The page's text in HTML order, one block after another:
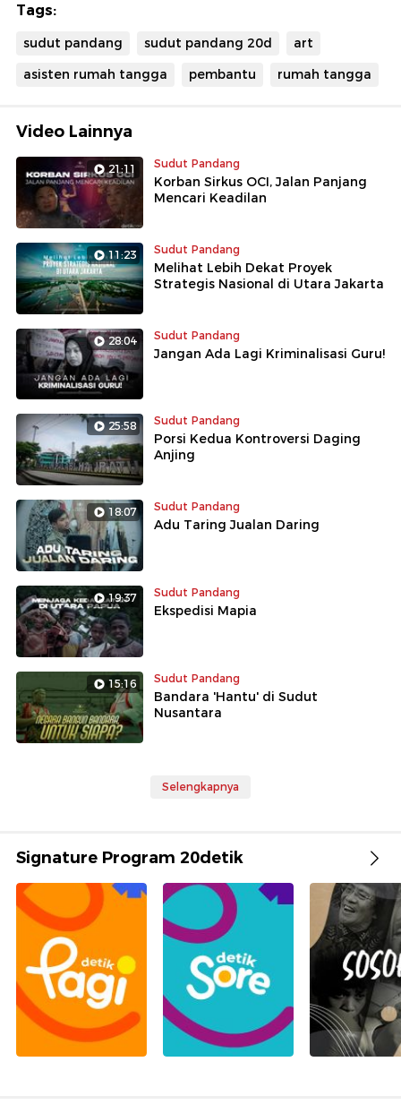
Tags:
sudut pandang sudut pandang 20d
art
asisten rumah tangga
pembantu rumah tangga
Video Lainnya
21:11 Sudut Pandang
Korban Sirkus OCI, Jalan Panjang
Mencari Keadilan
11:23 Sudut Pandang
Melihat Lebih Dekat Proyek
Strategis Nasional di Utara Jakarta
28:04 Sudut Pandang
Jangan Ada Lagi Kriminalisasi Guru!
25:58 Sudut Pandang
Porsi Kedua Kontroversi Daging
Anjing
18:07 Sudut Pandang
Adu Taring Jualan Daring
19:37 Sudut Pandang
Ekspedisi Mapia
15:16 Sudut Pandang
Bandara 'Hantu' di Sudut
Nusantara
Selengkapnya
Signature Program 20detik